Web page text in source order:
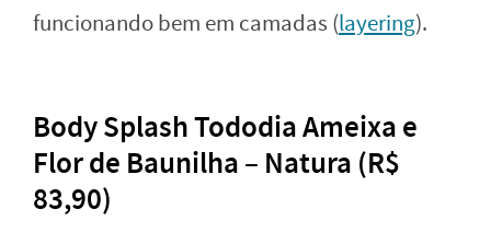
funcionando bem em camadas (layering).
Body Splash Tododia Ameixa e
Flor de Baunilha – Natura (R$
83,90)